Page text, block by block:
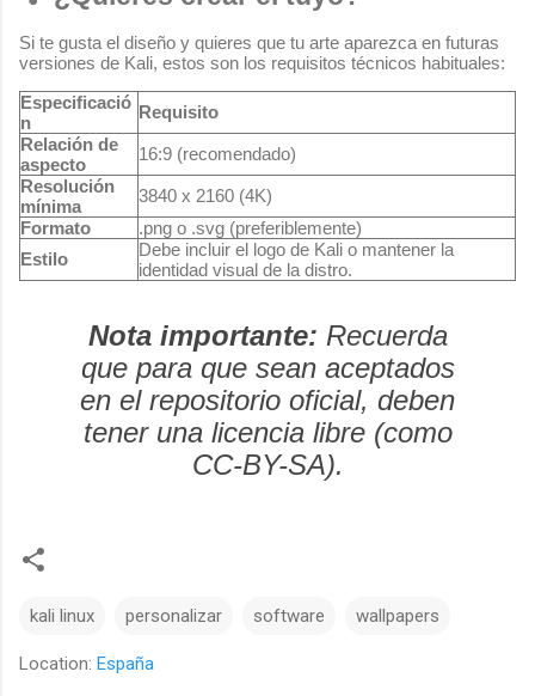
Si te gusta el diseño y quieres que tu arte aparezca en futuras
versiones de Kali, estos son los requisitos técnicos habituales:
Especificació
n
Requisito
Relación de
aspecto
16:9 (recomendado)
Resolución
mínima
3840 x 2160 (4K)
Formato
.png o .svg (preferiblemente)
Estilo
Debe incluir el logo de Kali o mantener la
identidad visual de la distro.
Nota importante: Recuerda
que para que sean aceptados
en el repositorio oficial, deben
tener una licencia libre (como
CC-BY-SA).
kali linux personalizar software wallpapers
Location: España